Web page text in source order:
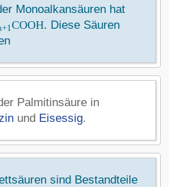
Monoalkansäuren hat
COOH. Diese Säuren
Palmitinsäure in
und Eisessig.
sind Bestandteile